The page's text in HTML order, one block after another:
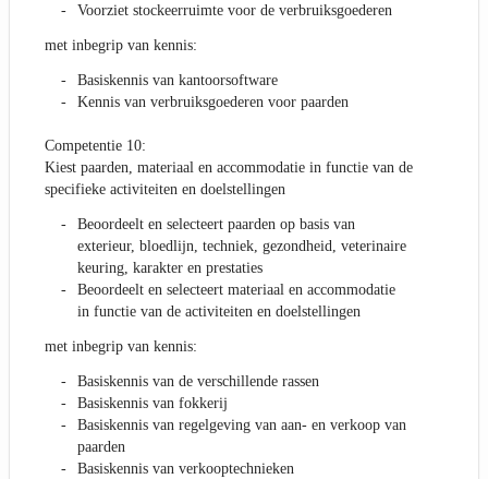
Voorziet stockeerruimte voor de verbruiksgoederen
met inbegrip van kennis:
Basiskennis van kantoorsoftware
Kennis van verbruiksgoederen voor paarden
Competentie 10:
Kiest paarden, materiaal en accommodatie in functie van de
specifieke activiteiten en doelstellingen
Beoordeelt en selecteert paarden op basis van
exterieur, bloedlijn, techniek, gezondheid, veterinaire
keuring, karakter en prestaties
Beoordeelt en selecteert materiaal en accommodatie
in functie van de activiteiten en doelstellingen
met inbegrip van kennis:
Basiskennis van de verschillende rassen
Basiskennis van fokkerij
Basiskennis van regelgeving van aan- en verkoop van
paarden
Basiskennis van verkooptechnieken